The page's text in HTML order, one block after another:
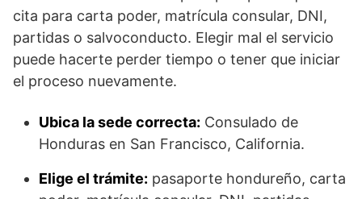
cita para carta poder, matrícula consular, DNI,
partidas o salvoconducto. Elegir mal el servicio
puede hacerte perder tiempo o tener que iniciar
el proceso nuevamente.
Ubica la sede correcta: Consulado de
Honduras en San Francisco, California.
Elige el trámite: pasaporte hondureño, carta